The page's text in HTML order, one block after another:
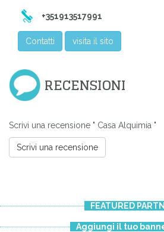
+351913517991
Contatti visita il sito
RECENSIONI
Scrivi una recensione " Casa Alquimia "
Scrivi una recensione
FEATURED
Aggiungi il tuo